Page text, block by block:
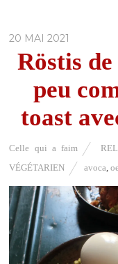
20 MAI 2021
Röstis
peu
toast
Celle qui a faim
VÉGÉTARIEN
avoca ,